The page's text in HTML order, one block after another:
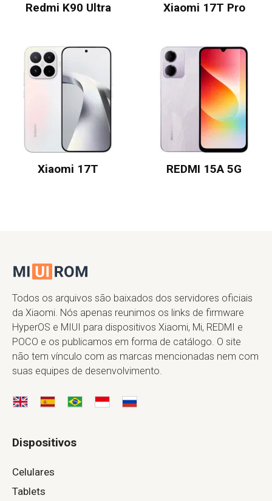
Redmi K90 Ultra Xiaomi 17T Pro
Xiaomi 17T REDMI 15A 5G
Todos os arquivos são baixados dos servidores oficiais
da Xiaomi. Nós apenas reunimos os links de firmware
HyperOS e MIUI para dispositivos Xiaomi, Mi, REDMI e
POCO e os publicamos em forma de catálogo. O site
não tem vínculo com as marcas mencionadas nem com
suas equipes de desenvolvimento.
Dispositivos
Celulares
Tablets